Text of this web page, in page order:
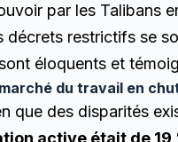
par les Talibans
décrets restrictifs se
éloquents et
du travail en
que des disparités
active était de 19